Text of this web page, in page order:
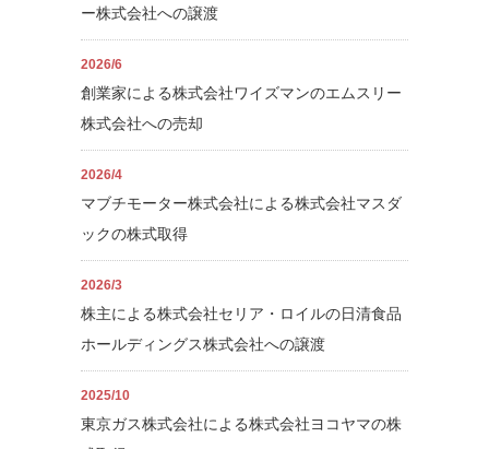
が可能です。
ー株式会社への譲渡
2026/6
創業家による株式会社ワイズマンのエムスリー
株式会社への売却
2026/4
マブチモーター株式会社による株式会社マスダ
ックの株式取得
2026/3
株主による株式会社セリア・ロイルの日清食品
ホールディングス株式会社への譲渡
2025/10
東京ガス株式会社による株式会社ヨコヤマの株